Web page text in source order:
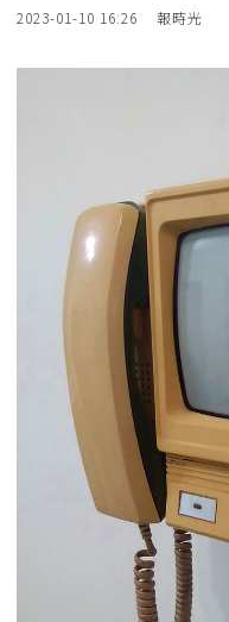
2023-01-10 16:26 報時光